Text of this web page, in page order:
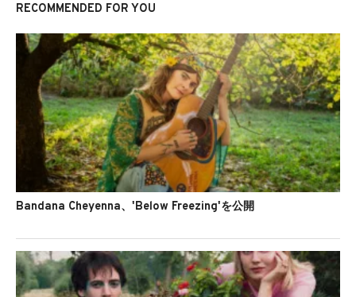
RECOMMENDED FOR YOU
Bandana Cheyenna、'Below Freezing'を公開